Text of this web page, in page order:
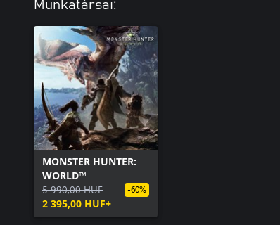
Munkatársai:
MONSTER HUNTER:
WORLD™
5 990,00 HUF
2 395,00 HUF+
-60%